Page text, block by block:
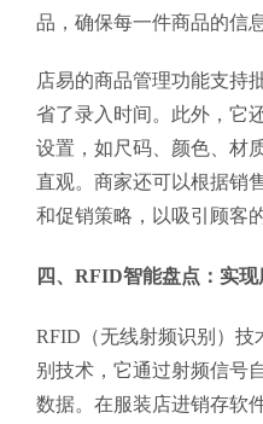
品，确保每一件商品的信
店易的商品管理功能支持
省了录入时间。此外，它
设置，如尺码、颜色、材
直观。商家还可以根据销
和促销策略，以吸引顾客
四、RFID智能盘点：实
RFID（无线射频识别）技
别技术，它通过射频信号
数据。在服装店进销存软